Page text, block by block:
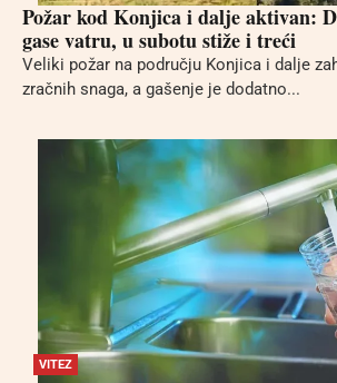
Požar kod Konjica i dalje aktivan:
gase vatru, u subotu stiže i treći
Veliki požar na području Konjica i dalje
zračnih snaga, a gašenje je dodatno...
VITEZ